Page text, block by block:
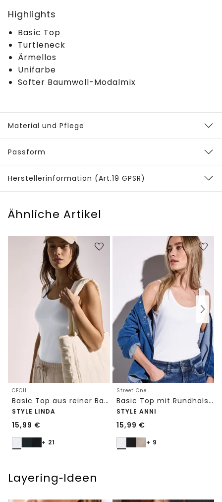
Highlights
Basic Top
Turtleneck
Ärmellos
Unifarbe
Softer Baumwoll-Modalmix
Material und Pflege
Passform
Herstellerinformation (Art.19 GPSR)
Ähnliche Artikel
CECIL
Basic Top aus reiner Baumwolle
STYLE LINDA
15,99 €
+ 21
Street One
Basic Top mit Rundhals in Unifarbe
STYLE ANNI
15,99 €
+ 9
Layering‑Ideen